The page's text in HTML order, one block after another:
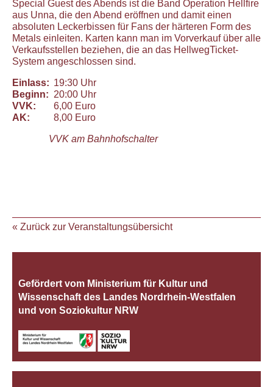
Special Guest des Abends ist die Band Operation Hellfire
aus Unna, die den Abend eröffnen und damit einen
absoluten Leckerbissen für Fans der härteren Form des
Metals einleiten. Karten kann man im Vorverkauf über alle
Verkaufsstellen beziehen, die an das HellwegTicket-
System angeschlossen sind.
Einlass: 19:30 Uhr
Beginn: 20:00 Uhr
VVK:
6,00 Euro
AK:
8,00 Euro
VVK am Bahnhofschalter
« Zurück zur Veranstaltungsübersicht
Gefördert vom Ministerium für Kultur und
Wissenschaft des Landes Nordrhein‐Westfalen
und von Soziokultur NRW